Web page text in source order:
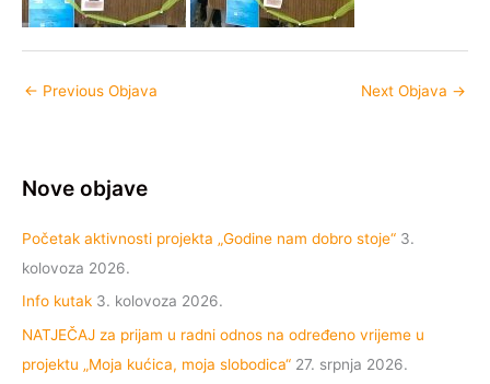
← Previous Objava Next Objava →
Nove objave
Početak aktivnosti projekta „Godine nam dobro stoje“ 3.
kolovoza 2026.
Info kutak 3. kolovoza 2026.
NATJEČAJ za prijam u radni odnos na određeno vrijeme u
projektu „Moja kućica, moja slobodica“ 27. srpnja 2026.